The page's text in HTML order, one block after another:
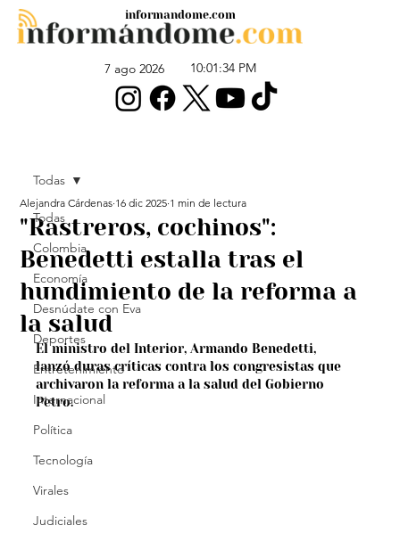
7 ago 2026 10:01:34 PM
informandome.com
Todas
Colombia
Economía
Desnúdate con Eva
Deportes
Entretenimiento
Internacional
Política
Tecnología
Virales
Judiciales
Todas
"Rastreros, cochinos":
Benedetti estalla tras el
hundimiento de la reforma a
la salud
Alejandra Cárdenas 16 dic 2025 1 min de lectura
El ministro del Interior, Armando Benedetti,
lanzó duras críticas contra los congresistas que
archivaron la reforma a la salud del Gobierno
Petro.